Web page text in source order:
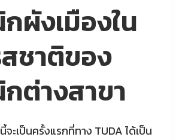
ผังเมืองใน
ชาติของ
ต่างสาขา
ะเป็นครั้งแรกที่ทาง TUDA ได้เป็น